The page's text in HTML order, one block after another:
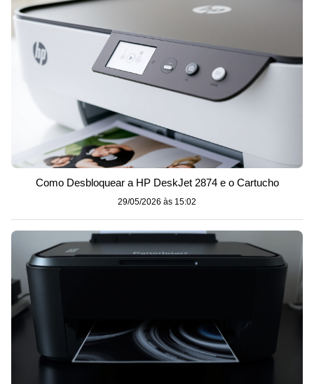
Como Desbloquear a HP DeskJet 2874 e o Cartucho
29/05/2026 às 15:02